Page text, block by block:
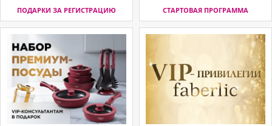
ПОДАРКИ ЗА РЕГИСТРАЦИЮ СТАРТОВАЯ ПРОГРАММА